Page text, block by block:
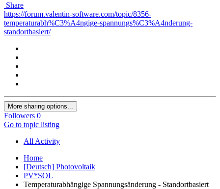
Share
https://forum.valentin-software.com/topic/8356-
temperaturabh%C3%A4ngige-spannungs%C3%A4nderung-
standortbasiert/
More sharing options...
Followers 0
Go to topic listing
All Activity
Home
[Deutsch] Photovoltaik
PV*SOL
Temperaturabhängige Spannungsänderung - Standortbasiert